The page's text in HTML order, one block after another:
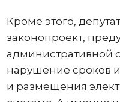
Кроме этого,
законопроект,
административной
нарушение сроков
и размещения